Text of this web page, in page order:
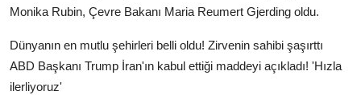
Monika Rubin, Çevre Bakanı Maria Reumert Gjerding oldu.
Dünyanın en mutlu şehirleri belli oldu! Zirvenin sahibi şaşırttı
ABD Başkanı Trump İran'ın kabul ettiği maddeyi açıkladı! 'Hızla
ilerliyoruz'